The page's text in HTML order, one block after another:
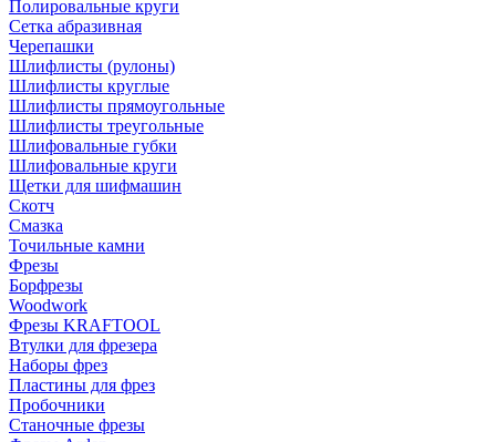
Полировальные круги
Сетка абразивная
Черепашки
Шлифлисты (рулоны)
Шлифлисты круглые
Шлифлисты прямоугольные
Шлифлисты треугольные
Шлифовальные губки
Шлифовальные круги
Щетки для шифмашин
Скотч
Смазка
Точильные камни
Фрезы
Борфрезы
Woodwork
Фрезы KRAFTOOL
Втулки для фрезера
Наборы фрез
Пластины для фрез
Пробочники
Станочные фрезы